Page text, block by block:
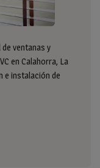
ventanas y
en Calahorra, La
e instalación de